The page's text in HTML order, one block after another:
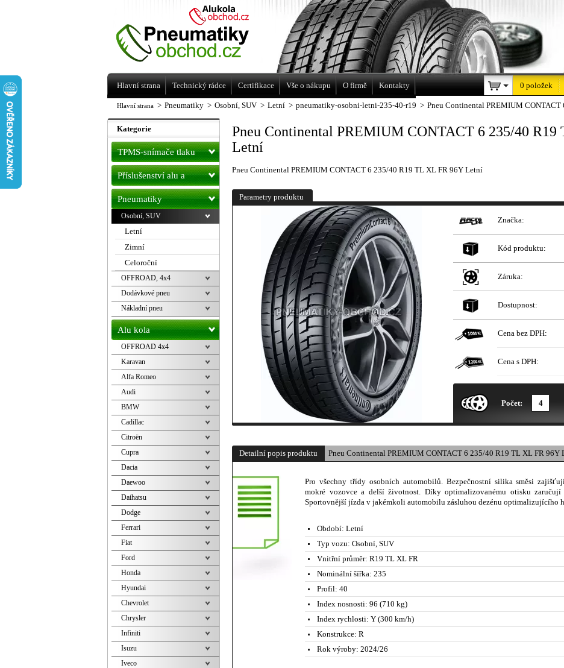
Hlavní strana > Pneumatiky > Osobní, SUV > Letní > pneumatiky-osobni-letni-235-40-r19 > Pneu Continental PREMIUM
Pneu Continental PREMIUM CONTACT 6 235/40 R19
Letní
Pneu Continental PREMIUM CONTACT 6 235/40 R19 TL XL FR 96Y Letní
Parametry produktu
Značka:
Kód produktu:
Záruka:
Dostupnost:
Cena bez DPH:
Cena s DPH:
Počet:
Detailní popis produktu Pneu Continental PREMIUM CONTACT 6 235/40 R19 TL XL FR 96Y
Pro všechny třídy osobních automobilů. Bezpečnostní silika směsi
mokré vozovce a delší životnost. Díky optimalizovanému otisku
Sportovnější jízda v jakémkoli automobilu zásluhou dezénu optimalizujícího
Období: Letní
Typ vozu: Osobní, SUV
Vnitřní průměr: R19 TL XL FR
Nominální šířka: 235
Profil: 40
Index nosnosti: 96 (710 kg)
Index rychlosti: Y (300 km/h)
Konstrukce: R
Rok výroby: 2024/26
Kategorie
TPMS-snímače tlaku
Příslušenství alu a
pneu
Pneumatiky
Osobní, SUV
Letní
Zimní
Celoroční
OFFROAD, 4x4
Dodávkové pneu
Nákladní pneu
Alu kola
OFFROAD 4x4
Karavan
Alfa Romeo
Audi
BMW
Cadillac
Citroën
Cupra
Dacia
Daewoo
Daihatsu
Dodge
Ferrari
Fiat
Ford
Honda
Hyundai
Chevrolet
Chrysler
Infiniti
Isuzu
Iveco
Levné pneumatiky letní, zimní, Alu kola
a litá kola Racing Line
Hlavní strana Technický rádce Certifikace Vše o nákupu O firmě Kontakty 0 položek